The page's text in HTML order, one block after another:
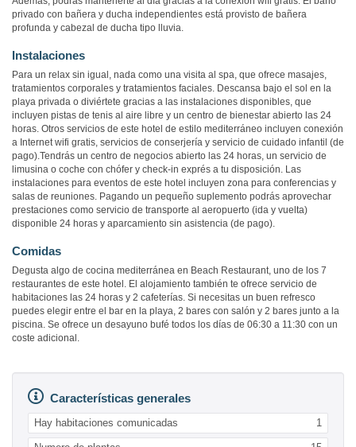
privado con bañera y ducha independientes está provisto de bañera
profunda y cabezal de ducha tipo lluvia.
Instalaciones
Para un relax sin igual, nada como una visita al spa, que ofrece masajes,
tratamientos corporales y tratamientos faciales. Descansa bajo el sol en la
playa privada o diviértete gracias a las instalaciones disponibles, que
incluyen pistas de tenis al aire libre y un centro de bienestar abierto las 24
horas. Otros servicios de este hotel de estilo mediterráneo incluyen conexión
a Internet wifi gratis, servicios de conserjería y servicio de cuidado infantil (de
pago).Tendrás un centro de negocios abierto las 24 horas, un servicio de
limusina o coche con chófer y check-in exprés a tu disposición. Las
instalaciones para eventos de este hotel incluyen zona para conferencias y
salas de reuniones. Pagando un pequeño suplemento podrás aprovechar
prestaciones como servicio de transporte al aeropuerto (ida y vuelta)
disponible 24 horas y aparcamiento sin asistencia (de pago).
Comidas
Degusta algo de cocina mediterránea en Beach Restaurant, uno de los 7
restaurantes de este hotel. El alojamiento también te ofrece servicio de
habitaciones las 24 horas y 2 cafeterías. Si necesitas un buen refresco
puedes elegir entre el bar en la playa, 2 bares con salón y 2 bares junto a la
piscina. Se ofrece un desayuno bufé todos los días de 06:30 a 11:30 con un
coste adicional.
Características generales
Hay habitaciones comunicadas 1